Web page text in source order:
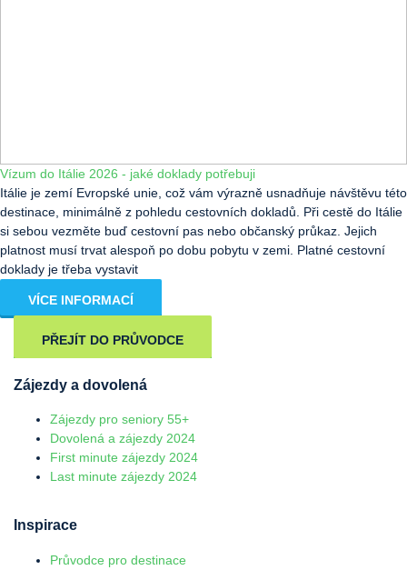
Vízum do Itálie 2026 - jaké doklady potřebuji
Itálie je zemí Evropské unie, což vám výrazně usnadňuje návštěvu této
destinace, minimálně z pohledu cestovních dokladů. Při cestě do Itálie
si sebou vezměte buď cestovní pas nebo občanský průkaz. Jejich
platnost musí trvat alespoň po dobu pobytu v zemi. Platné cestovní
doklady je třeba vystavit
VÍCE INFORMACÍ
PŘEJÍT DO PRŮVODCE
Zájezdy a dovolená
Zájezdy pro seniory 55+
Dovolená a zájezdy 2024
First minute zájezdy 2024
Last minute zájezdy 2024
Inspirace
Průvodce pro destinace